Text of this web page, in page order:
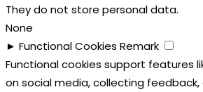
They do not store personal data.
None
► Functional Cookies Remark
Functional cookies support features
on social media, collecting